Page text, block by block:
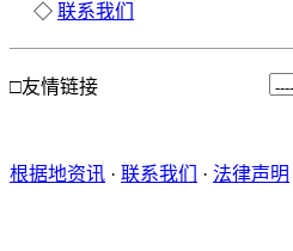
◇ 联系我们
□友情链接
根据地资讯 · 联系我们 · 法律声明